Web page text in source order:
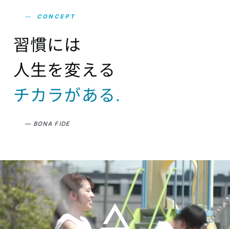
— CONCEPT
習慣には
人生を変える
チカラがある.
— BONA FIDE